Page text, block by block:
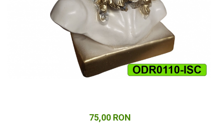
Prosoape de baie
Electrocasnice
Produse de cult religios
75,00 RON